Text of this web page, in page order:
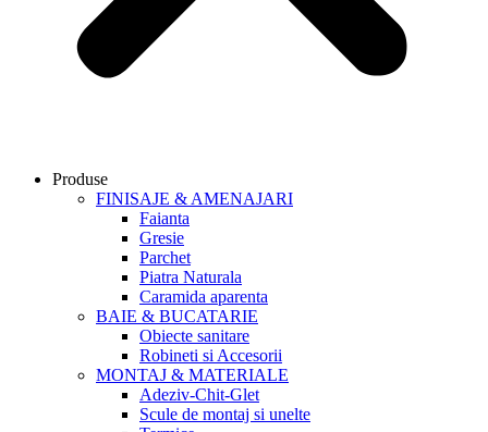
Produse
FINISAJE & AMENAJARI
Faianta
Gresie
Parchet
Piatra Naturala
Caramida aparenta
BAIE & BUCATARIE
Obiecte sanitare
Robineti si Accesorii
MONTAJ & MATERIALE
Adeziv-Chit-Glet
Scule de montaj si unelte